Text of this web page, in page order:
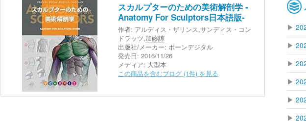
スカルプターのための美術解剖学 -
Anatomy For Sculptors日本語版-
作者: アルディス・ザリンス,サンディス・コン
ドラッツ,加藤諒
出版社/メーカー: ボーンデジタル
発売日: 2016/11/26
メディア: 大型本
この商品を含むブログ (1件) を見る
▶
▶
▶
▶
▶
▶